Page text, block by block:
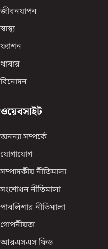
জীবনযাপন
স্বাস্থ্য
ফ্যাশন
খাবার
বিনোদন
ওয়েবসাইট
অনন্যা সম্পর্কে
যোগাযোগ
সম্পাদকীয় নীতিমালা
সংশোধন নীতিমালা
পাবলিশার নীতিমালা
গোপনীয়তা
আরএসএস ফিড